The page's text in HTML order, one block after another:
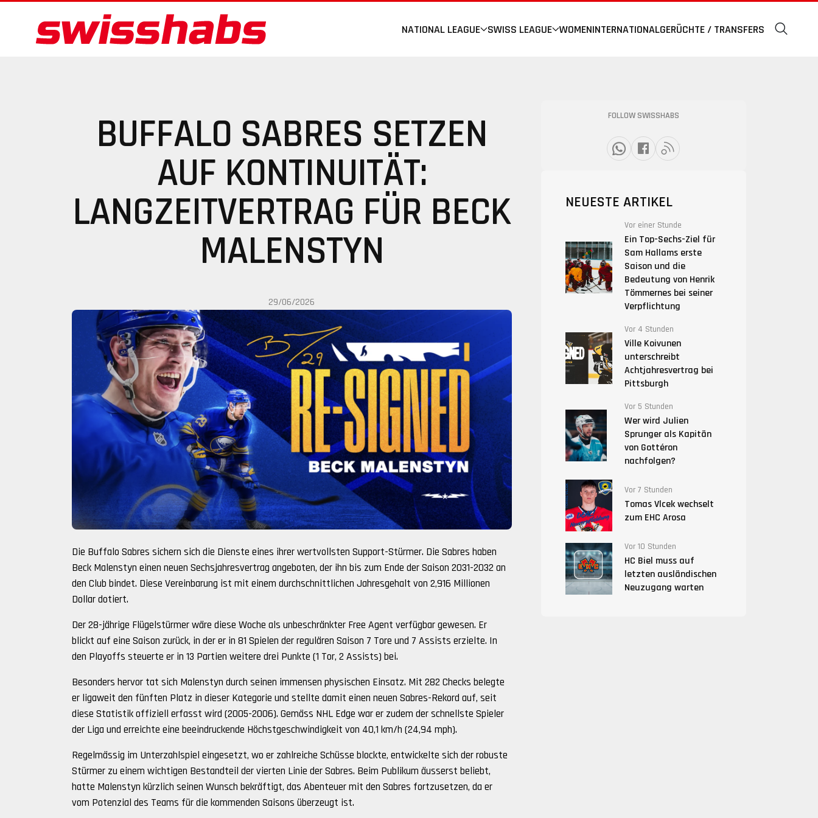
NATIONAL LEAGUE SWISS LEAGUE WOMENINTERNATIONALGERÜCHTE / TRANSFERS
BUFFALO SABRES SETZEN
AUF KONTINUITÄT:
LANGZEITVERTRAG FÜR BECK
MALENSTYN
29/06/2026
Die Buffalo Sabres sichern sich die Dienste eines ihrer wertvollsten Support-Stürmer. Die Sabres haben
Beck Malenstyn einen neuen Sechsjahresvertrag angeboten, der ihn bis zum Ende der Saison 2031-2032 an
den Club bindet. Diese Vereinbarung ist mit einem durchschnittlichen Jahresgehalt von 2,916 Millionen
Dollar dotiert.
Der 28-jährige Flügelstürmer wäre diese Woche als unbeschränkter Free Agent verfügbar gewesen. Er
blickt auf eine Saison zurück, in der er in 81 Spielen der regulären Saison 7 Tore und 7 Assists erzielte. In
den Playoffs steuerte er in 13 Partien weitere drei Punkte (1 Tor, 2 Assists) bei.
Besonders hervor tat sich Malenstyn durch seinen immensen physischen Einsatz. Mit 282 Checks belegte
er ligaweit den fünften Platz in dieser Kategorie und stellte damit einen neuen Sabres-Rekord auf, seit
diese Statistik offiziell erfasst wird (2005-2006). Gemäss NHL Edge war er zudem der schnellste Spieler
der Liga und erreichte eine beeindruckende Höchstgeschwindigkeit von 40,1 km/h (24,94 mph).
Regelmässig im Unterzahlspiel eingesetzt, wo er zahlreiche Schüsse blockte, entwickelte sich der robuste
Stürmer zu einem wichtigen Bestandteil der vierten Linie der Sabres. Beim Publikum äusserst beliebt,
hatte Malenstyn kürzlich seinen Wunsch bekräftigt, das Abenteuer mit den Sabres fortzusetzen, da er
vom Potenzial des Teams für die kommenden Saisons überzeugt ist.
FOLLOW SWISSHABS
NEUESTE ARTIKEL
Vor einer Stunde
Ein Top-Sechs-Ziel für
Sam Hallams erste
Saison und die
Bedeutung von Henrik
Tömmernes bei seiner
Verpflichtung
Vor 4 Stunden
Ville Koivunen
unterschreibt
Achtjahresvertrag bei
Pittsburgh
Vor 5 Stunden
Wer wird Julien
Sprunger als Kapitän
von Gottéron
nachfolgen?
Vor 7 Stunden
Tomas Vlcek wechselt
zum EHC Arosa
Vor 10 Stunden
HC Biel muss auf
letzten ausländischen
Neuzugang warten